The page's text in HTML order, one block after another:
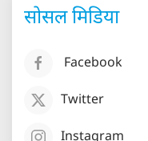
सोसल मिडिया
Facebook
Twitter